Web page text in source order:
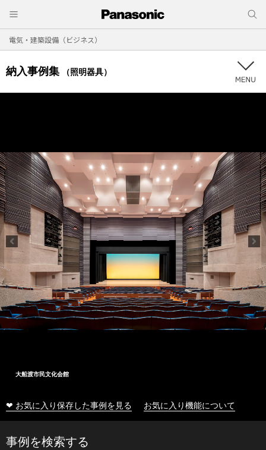
電気・建築設備（ビジネス）
納入事例集 （照明器具）
大船渡市民文化会館
❤ お気に入り保存した事例を見る お気に入り機能について
事例を検索する